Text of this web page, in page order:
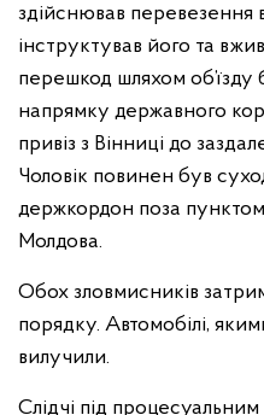
здійснював перевезення
інструктував його та
перешкод шляхом об’їзду
напрямку державного
привіз з Вінниці до
Чоловік повинен був
держкордон поза
Молдова.
Обох зловмисників
порядку. Автомобілі,
вилучили.
Слідчі під